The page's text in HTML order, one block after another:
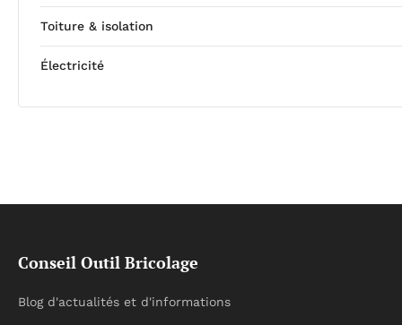
Toiture & isolation
Électricité
Conseil Outil Bricolage
Blog d'actualités et d'informations